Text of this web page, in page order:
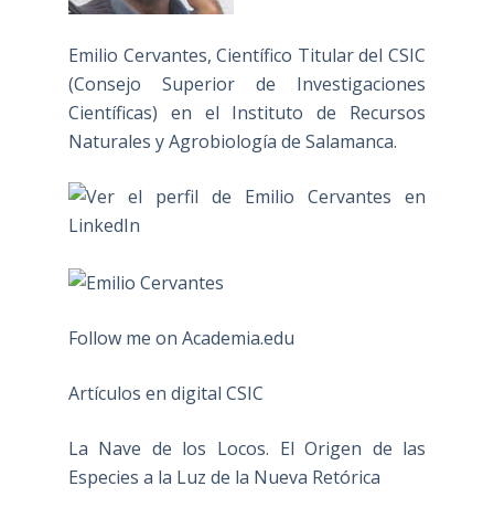
Emilio Cervantes, Científico Titular del CSIC
(Consejo Superior de Investigaciones
Científicas) en el Instituto de Recursos
Naturales y Agrobiología de Salamanca.
Follow me on Academia.edu
Artículos en digital CSIC
La Nave de los Locos. El Origen de las
Especies a la Luz de la Nueva Retórica